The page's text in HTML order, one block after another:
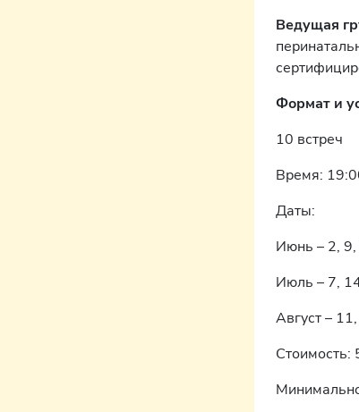
Ведущая
Формат и
10 встреч
Время:
Даты:
Июнь – 2,
Июль – 7,
Август –
Стоимость: